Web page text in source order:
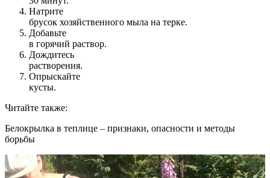
Натрите
брусок хозяйственного мыла на терке.
Добавьте
в горячий раствор.
Дождитесь
растворения.
Опрыскайте
кусты.
Читайте также:
Белокрылка в теплице – признаки, опасности и методы
борьбы